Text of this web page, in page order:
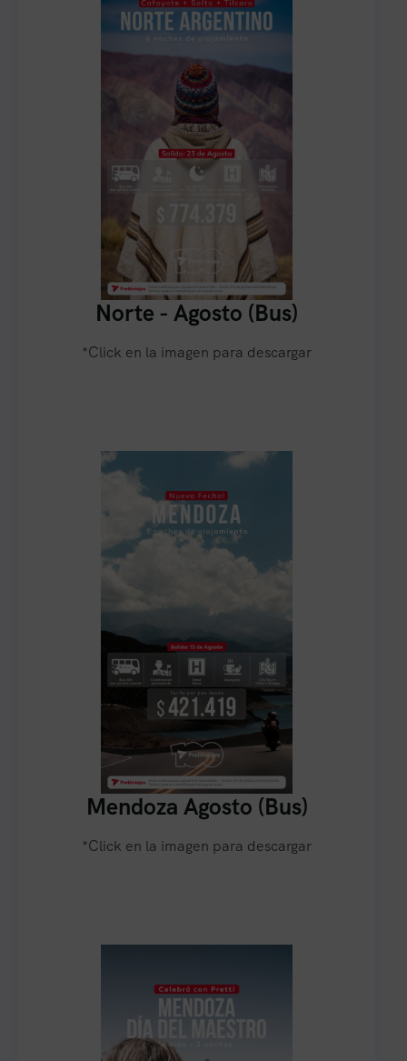
Norte - Agosto (Bus)
*Click en la imagen para descargar
Mendoza Agosto (Bus)
*Click en la imagen para descargar